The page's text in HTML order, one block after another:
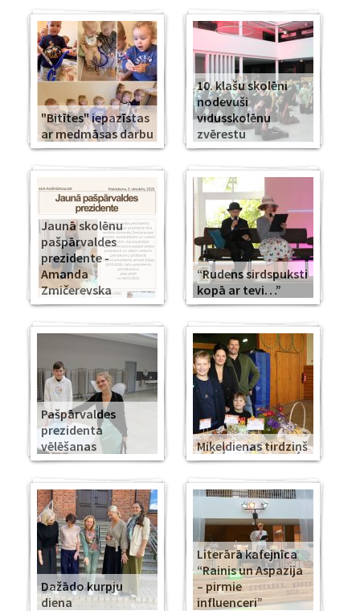
"Bitītes" iepazīstas
ar medmāsas darbu
10. klašu skolēni
nodevuši
vidusskolēnu
zvērestu
Jaunā skolēnu
pašpārvaldes
prezidente -
Amanda
Zmičerevska
“Rudens sirdspuksti
kopā ar tevi…”
Pašpārvaldes
prezidenta
vēlēšanas
Miķeļdienas tirdziņš
Dažādo kurpju
diena
Literārā kafejnīca
“Rainis un Aspazija
– pirmie
influenceri”